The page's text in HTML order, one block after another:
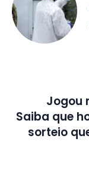
Jogou
Saiba que
sorteio